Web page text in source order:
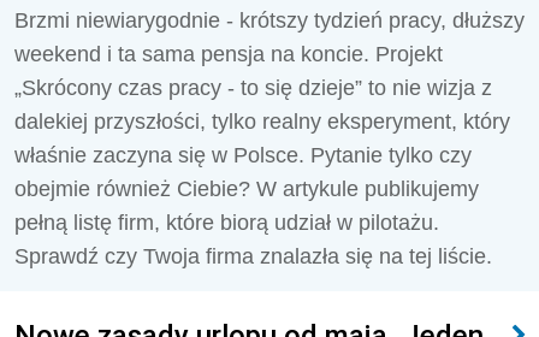
Brzmi niewiarygodnie - krótszy tydzień pracy, dłuższy
weekend i ta sama pensja na koncie. Projekt
„Skrócony czas pracy - to się dzieje” to nie wizja z
dalekiej przyszłości, tylko realny eksperyment, który
właśnie zaczyna się w Polsce. Pytanie tylko czy
obejmie również Ciebie? W artykule publikujemy
pełną listę firm, które biorą udział w pilotażu.
Sprawdź czy Twoja firma znalazła się na tej liście.